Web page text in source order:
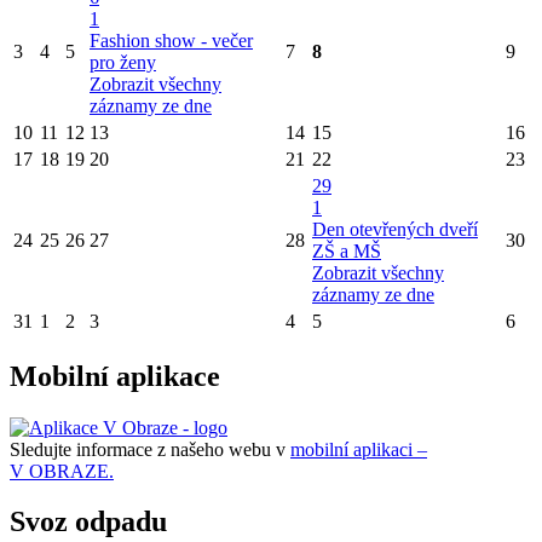
3 4 5
1
Fashion show - večer
pro ženy
Zobrazit všechny
záznamy ze dne
7 8 9
10 11 12 13 14 15
16
17 18 19 20 21 22 23
24 25 26 27 28
29
1
Den otevřených dveří
ZŠ a MŠ
Zobrazit všechny
záznamy ze dne
30
31 1 2 3 4 5 6
Mobilní aplikace
Sledujte informace z našeho webu v mobilní aplikaci –
V OBRAZE.
Svoz odpadu